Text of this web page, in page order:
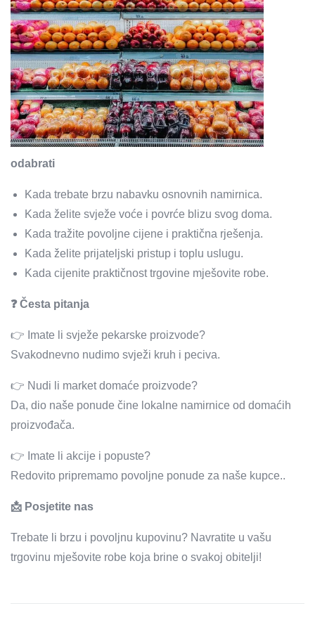
odabrati
Kada trebate brzu nabavku osnovnih namirnica.
Kada želite svježe voće i povrće blizu svog doma.
Kada tražite povoljne cijene i praktična rješenja.
Kada želite prijateljski pristup i toplu uslugu.
Kada cijenite praktičnost trgovine mješovite robe.
❓ Česta pitanja
👉 Imate li svježe pekarske proizvode?
Svakodnevno nudimo svježi kruh i peciva.
👉 Nudi li market domaće proizvode?
Da, dio naše ponude čine lokalne namirnice od domaćih
proizvođača.
👉 Imate li akcije i popuste?
Redovito pripremamo povoljne ponude za naše kupce..
📩 Posjetite nas
Trebate li brzu i povoljnu kupovinu? Navratite u vašu
trgovinu mješovite robe koja brine o svakoj obitelji!